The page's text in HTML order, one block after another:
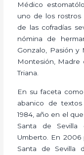
Médico
uno de los rostros
de las cofradías
nómina de
Gonzalo, Pasión y
Montesión, Madre
Triana.
En su faceta
abanico de
1984, año en el
Santa de Sevilla
Umberto. En 2006
Santa de Sevilla